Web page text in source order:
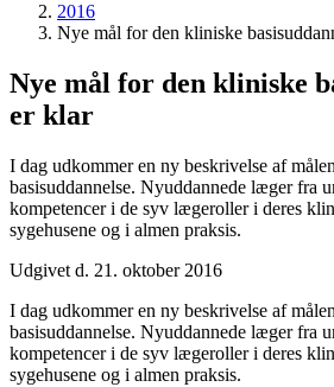
2016
Nye mål for den kliniske
Nye mål for den kliniske
er klar
I dag udkommer en ny beskrivelse af
basisuddannelse. Nyuddannede læger fra
kompetencer i de syv lægeroller i deres
sygehusene og i almen praksis.
Udgivet d. 21. oktober 2016
I dag udkommer en ny beskrivelse af
basisuddannelse. Nyuddannede læger fra
kompetencer i de syv lægeroller i deres
sygehusene og i almen praksis.